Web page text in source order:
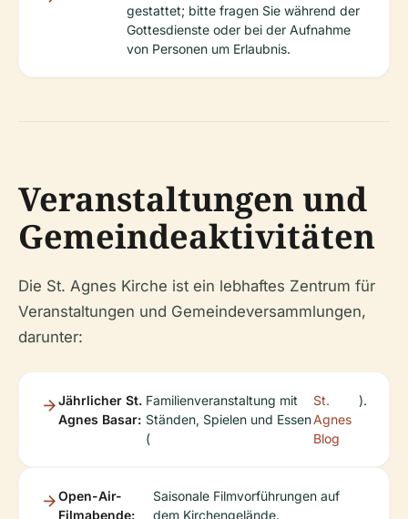
gestattet; bitte fragen Sie während der
Gottesdienste oder bei der Aufnahme
von Personen um Erlaubnis.
Veranstaltungen und
Gemeindeaktivitäten
Die St. Agnes Kirche ist ein lebhaftes Zentrum für
Veranstaltungen und Gemeindeversammlungen,
darunter:
Jährlicher St.
Agnes Basar:
Familienveranstaltung mit
Ständen, Spielen und Essen
(
St.
Agnes
Blog
).
Open-Air-
Filmabende:
Saisonale Filmvorführungen auf
dem Kirchengelände.